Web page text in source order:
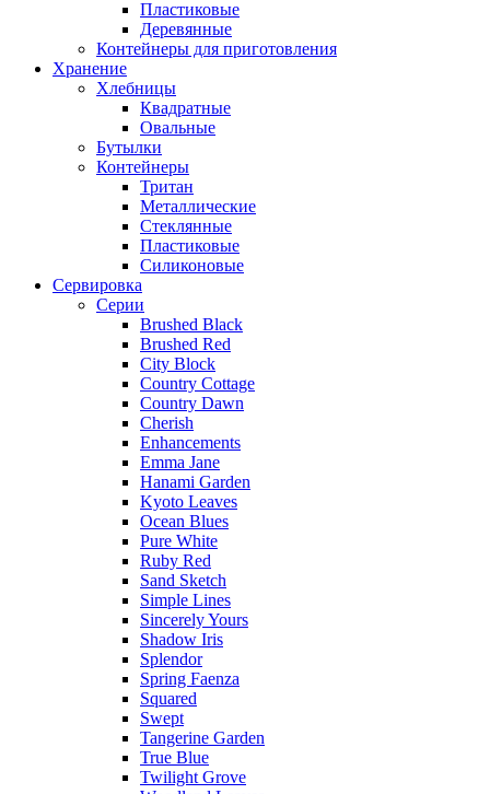
Пластиковые
Деревянные
Контейнеры для приготовления
Хранение
Хлебницы
Квадратные
Овальные
Бутылки
Контейнеры
Тритан
Металлические
Стеклянные
Пластиковые
Силиконовые
Сервировка
Серии
Brushed Black
Brushed Red
City Block
Country Cottage
Country Dawn
Cherish
Enhancements
Emma Jane
Hanami Garden
Kyoto Leaves
Ocean Blues
Pure White
Ruby Red
Sand Sketch
Simple Lines
Sincerely Yours
Shadow Iris
Splendor
Spring Faenza
Squared
Swept
Tangerine Garden
True Blue
Twilight Grove